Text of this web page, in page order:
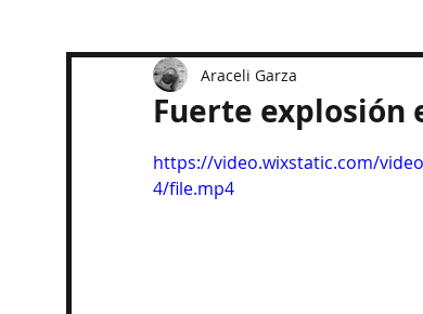
Fuerte explosión
Araceli Garza
https://video.wixstatic.com/
4/file.mp4